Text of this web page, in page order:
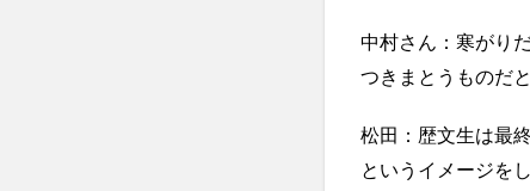
中村さん：寒がり
つきまとうものだ
松田：歴文生は最
というイメージを